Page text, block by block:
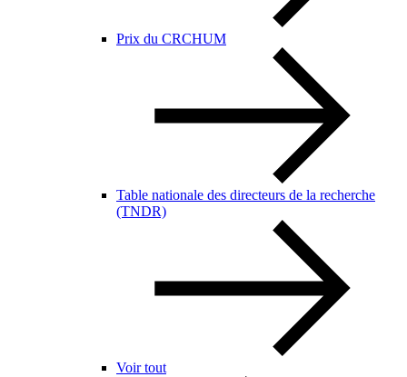
Prix du CRCHUM
Table nationale des directeurs de la recherche
(TNDR)
Voir tout